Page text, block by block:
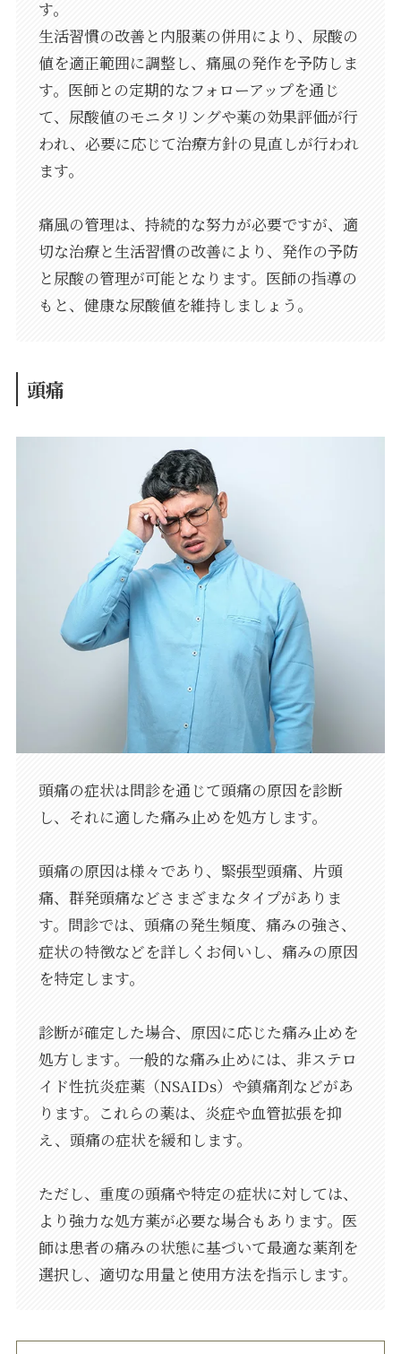
す。
生活習慣の改善と内服薬の併用により、尿酸の
値を適正範囲に調整し、痛風の発作を予防しま
す。医師との定期的なフォローアップを通じ
て、尿酸値のモニタリングや薬の効果評価が行
われ、必要に応じて治療方針の見直しが行われ
ます。
痛風の管理は、持続的な努力が必要ですが、適
切な治療と生活習慣の改善により、発作の予防
と尿酸の管理が可能となります。医師の指導の
もと、健康な尿酸値を維持しましょう。
頭痛
頭痛の症状は問診を通じて頭痛の原因を診断
し、それに適した痛み止めを処方します。
頭痛の原因は様々であり、緊張型頭痛、片頭
痛、群発頭痛などさまざまなタイプがありま
す。問診では、頭痛の発生頻度、痛みの強さ、
症状の特徴などを詳しくお伺いし、痛みの原因
を特定します。
診断が確定した場合、原因に応じた痛み止めを
処方します。一般的な痛み止めには、非ステロ
イド性抗炎症薬（NSAIDs）や鎮痛剤などがあ
ります。これらの薬は、炎症や血管拡張を抑
え、頭痛の症状を緩和します。
ただし、重度の頭痛や特定の症状に対しては、
より強力な処方薬が必要な場合もあります。医
師は患者の痛みの状態に基づいて最適な薬剤を
選択し、適切な用量と使用方法を指示します。